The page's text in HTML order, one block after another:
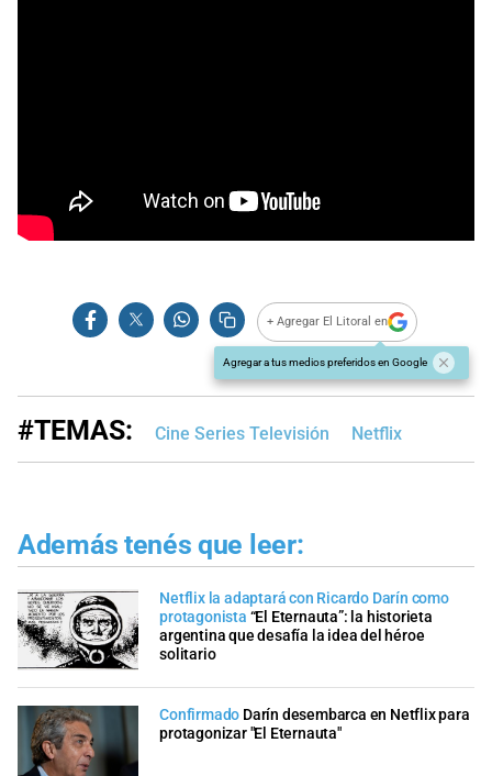
+ Agregar El Litoral en
Agregar a tus medios preferidos en Google
#TEMAS: Cine Series Televisión Netflix
Además tenés que leer:
Netflix la adaptará con Ricardo Darín como
protagonista “El Eternauta”: la historieta
argentina que desafía la idea del héroe
solitario
Confirmado Darín desembarca en Netflix para
protagonizar "El Eternauta"